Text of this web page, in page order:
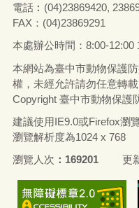
電話︰ (04)23869420,
FAX：(04)23869291
本處辦公時間：8:00-12:00
本網站為臺中市動物保護
權，未經允許請勿任意轉
Copyright 臺中市動物保護
建議使用IE9.0或Firefox瀏
瀏覽解析度為1024 x 768
瀏覽人次
169201 更